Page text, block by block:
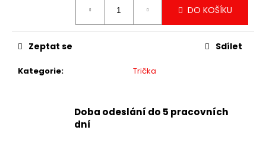
DO KOŠÍKU
Kategorie: Trička
Zeptat se Sdílet
Doba odeslání do 5 pracovních
dní